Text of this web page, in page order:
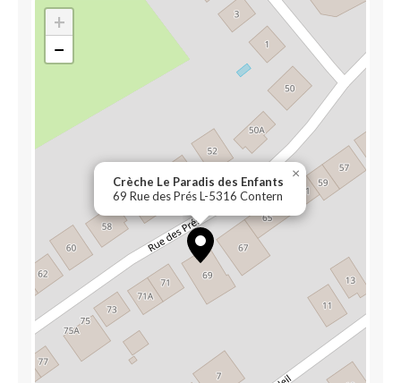
Crèche Le Paradis des Enfants
69 Rue des Prés L-5316 Contern
×
+
−